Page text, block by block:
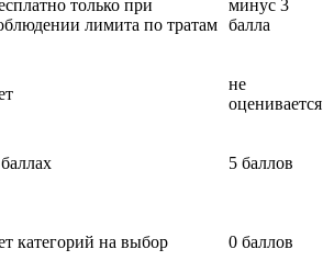
только при
лимита по тратам
минус 3
балла
не
оценивается
5 баллов
категорий на выбор 0 баллов